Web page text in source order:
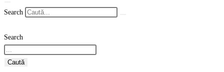
Search
Search
Caută